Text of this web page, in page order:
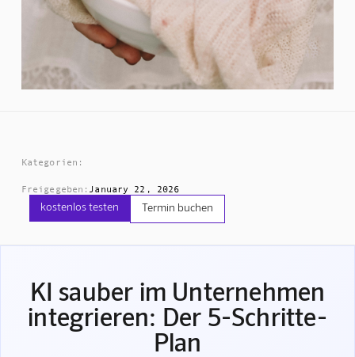
Kategorien:
Freigegeben: January 22, 2026
kostenlos testen Termin buchen
KI sauber im Unternehmen
integrieren: Der 5-Schritte-
Plan